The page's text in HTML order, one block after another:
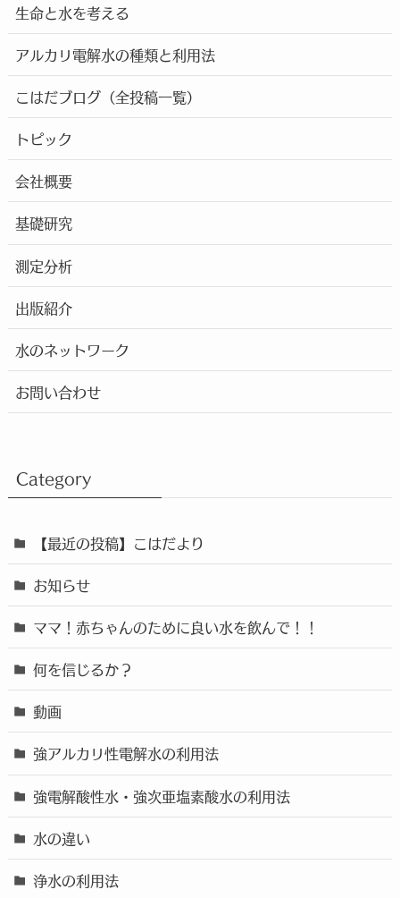
生命と水を考える
アルカリ電解水の種類と利用法
こはだブログ（全投稿一覧）
トピック
会社概要
基礎研究
測定分析
出版紹介
水のネットワーク
お問い合わせ
Category
【最近の投稿】こはだより
お知らせ
ママ！赤ちゃんのために良い水を飲んで！！
何を信じるか？
動画
強アルカリ性電解水の利用法
強電解酸性水・強次亜塩素酸水の利用法
水の違い
浄水の利用法